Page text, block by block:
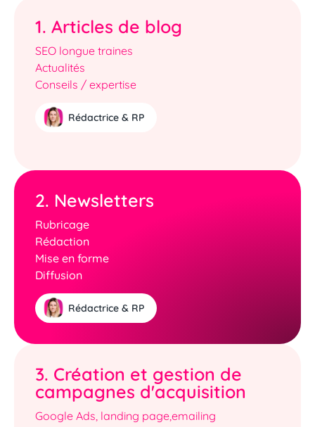
1. Articles de blog
SEO longue traines
Actualités
Conseils / expertise
Rédactrice & RP
2. Newsletters
Rubricage
Rédaction
Mise en forme
Diffusion
Rédactrice & RP
3. Création et gestion de
campagnes d'acquisition
Google Ads, landing page,emailing